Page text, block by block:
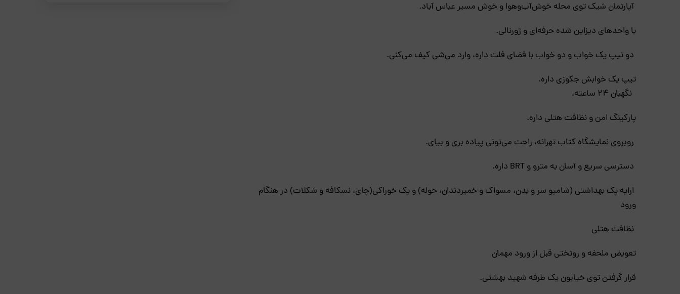
آپارتمان شیک توی محله خوش‌آب‌وهوا و خوش مسیر عباس آباد.
با واحدهای دیزاین شده حرفه‌ای و ژورنالی.
دو تیپ یک خواب و دو خواب‌ با فضای فلت داره، وارد می‌شی کیف می‌کنی.
تیپ یک خوابش جکوزی داره.
نگهبان ۲۴ ساعته،
پارکینگ امن و نظافت هتلی داره.
روبروی نمایشگاه کتاب تهرانه، راحت می‌تونی پیاده بری و بیای.
دسترسی سریع و آسان به مترو و BRT داره.
ارایه پک بهداشتی (شامپو سر و بدن، مسواک و خمیردندان، حوله) و پک خوراکی(چای، نسکافه و شکلات) در هنگام
ورود
نظافت هتلی
تعویض ملحفه و روتختی قبل از ورود مهمان
قرار گرفتن توی خیابون یک طرفه شهید بهشتی.